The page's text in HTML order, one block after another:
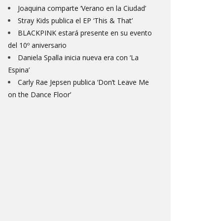
Joaquina comparte ‘Verano en la Ciudad’
Stray Kids publica el EP ‘This & That’
BLACKPINK estará presente en su evento
del 10º aniversario
Daniela Spalla inicia nueva era con ‘La
Espina’
Carly Rae Jepsen publica ‘Don’t Leave Me
on the Dance Floor’